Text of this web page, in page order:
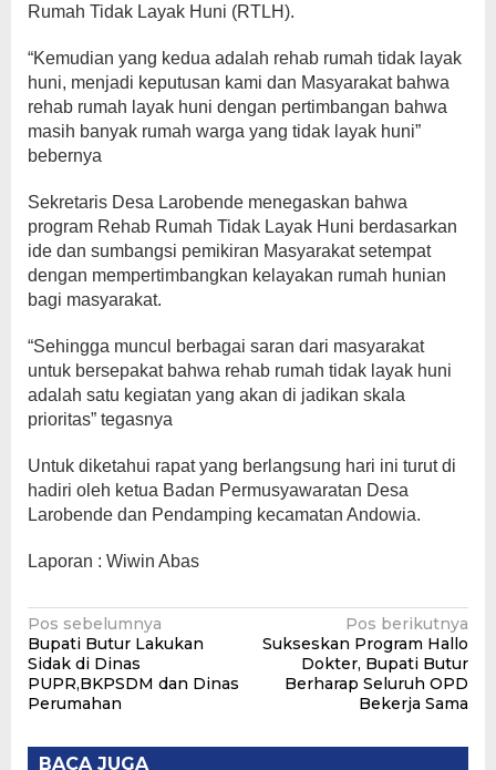
Rumah Tidak Layak Huni (RTLH).
“Kemudian yang kedua adalah rehab rumah tidak layak
huni, menjadi keputusan kami dan Masyarakat bahwa
rehab rumah layak huni dengan pertimbangan bahwa
masih banyak rumah warga yang tidak layak huni”
bebernya
Sekretaris Desa Larobende menegaskan bahwa
program Rehab Rumah Tidak Layak Huni berdasarkan
ide dan sumbangsi pemikiran Masyarakat setempat
dengan mempertimbangkan kelayakan rumah hunian
bagi masyarakat.
“Sehingga muncul berbagai saran dari masyarakat
untuk bersepakat bahwa rehab rumah tidak layak huni
adalah satu kegiatan yang akan di jadikan skala
prioritas” tegasnya
Untuk diketahui rapat yang berlangsung hari ini turut di
hadiri oleh ketua Badan Permusyawaratan Desa
Larobende dan Pendamping kecamatan Andowia.
Laporan : Wiwin Abas
Navigasi
pos
Pos sebelumnya
Bupati Butur Lakukan
Sidak di Dinas
PUPR,BKPSDM dan Dinas
Perumahan
Pos berikutnya
Sukseskan Program Hallo
Dokter, Bupati Butur
Berharap Seluruh OPD
Bekerja Sama
BACA JUGA